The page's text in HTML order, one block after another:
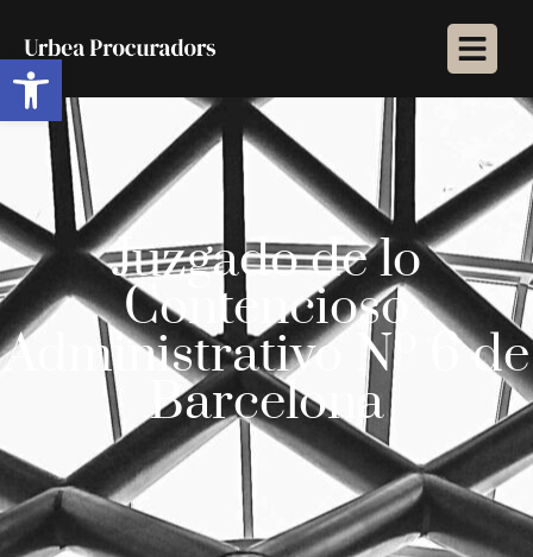
Abrir barra de herramientas
Juzgado de lo
Contencioso
Administrativo Nº 6 de
Barcelona